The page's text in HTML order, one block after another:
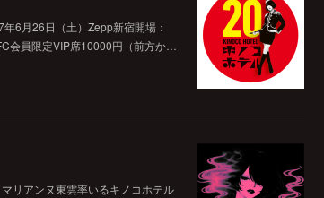
6月26日（土）Zepp新宿開場：
会員限定VIP席10000円（前方か…
リアンヌ東雲率いるキノコホテル